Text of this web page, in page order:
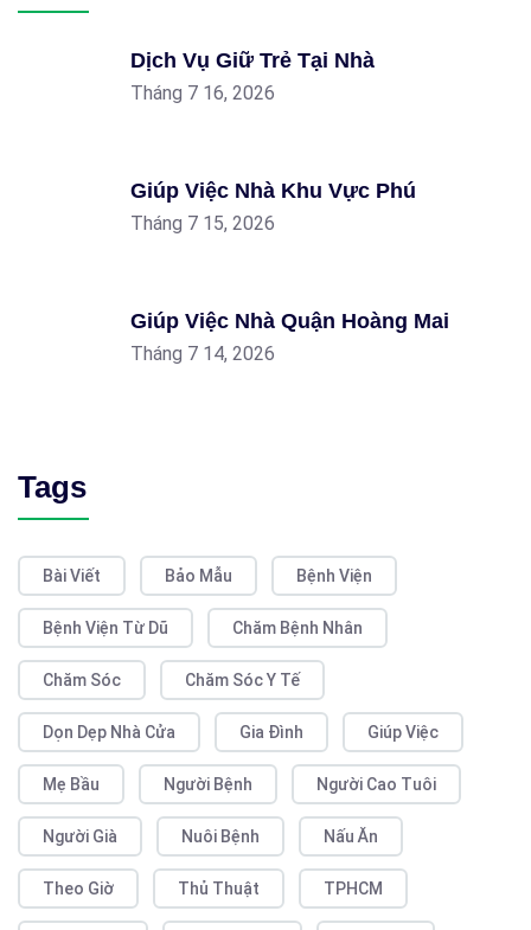
Dịch Vụ Giữ Trẻ Tại Nhà
Tháng 7 16, 2026
Giúp Việc Nhà Khu Vực Phú
Tháng 7 15, 2026
Giúp Việc Nhà Quận Hoàng Mai
Tháng 7 14, 2026
Tags
Bài Viết Bảo Mẫu Bệnh Viện
Bệnh Viện Từ Dũ Chăm Bệnh Nhân
Chăm Sóc Chăm Sóc Y Tế
Dọn Dẹp Nhà Cửa Gia Đình Giúp Việc
Mẹ Bầu Người Bệnh Người Cao Tuôi
Người Già Nuôi Bệnh Nấu Ăn
Theo Giờ Thủ Thuật TPHCM